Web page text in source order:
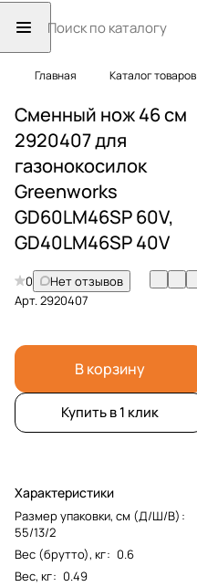
Главная Каталог товаров
Сменный нож 46 см
2920407 для
газонокосилок
Greenworks
GD60LM46SP 60V,
GD40LM46SP 40V
0
Нет отзывов
Арт.2920407
В корзину
Купить в 1 клик
Характеристики
Размер упаковки, см (Д/Ш/В) :
55/13/2
Вес (брутто), кг: 0.6
Вес, кг: 0.49